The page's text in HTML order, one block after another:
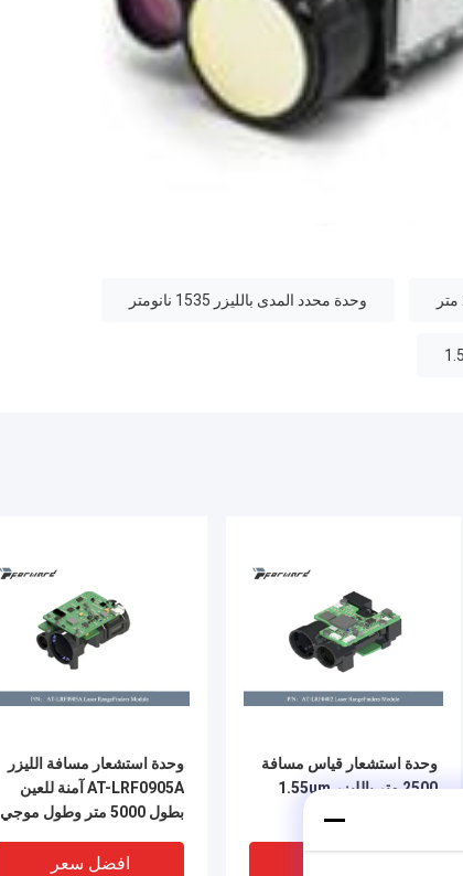
وحدة محدد المدى بالليزر 1535 نانومتر
وحدة استشعار مسافة الليزر
AT-LRF0905A آمنة للعين
بطول 5000 متر وطول موجي
افضل سعر
وحدة استشعار قياس مسافة
2500 متر بالليزر 1.55um